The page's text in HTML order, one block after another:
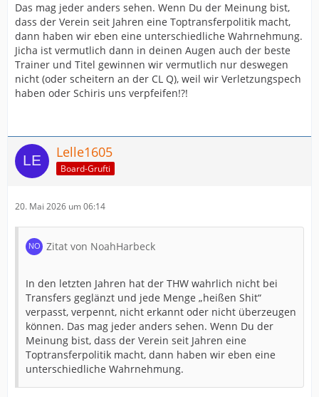
Das mag jeder anders sehen. Wenn Du der Meinung bist,
dass der Verein seit Jahren eine Toptransferpolitik macht,
dann haben wir eben eine unterschiedliche Wahrnehmung.
Jicha ist vermutlich dann in deinen Augen auch der beste
Trainer und Titel gewinnen wir vermutlich nur deswegen
nicht (oder scheitern an der CL Q), weil wir Verletzungspech
haben oder Schiris uns verpfeifen!?!
Lelle1605
Board-Grufti
20. Mai 2026 um 06:14
Zitat von NoahHarbeck
In den letzten Jahren hat der THW wahrlich nicht bei
Transfers geglänzt und jede Menge „heißen Shit“
verpasst, verpennt, nicht erkannt oder nicht überzeugen
können. Das mag jeder anders sehen. Wenn Du der
Meinung bist, dass der Verein seit Jahren eine
Toptransferpolitik macht, dann haben wir eben eine
unterschiedliche Wahrnehmung.